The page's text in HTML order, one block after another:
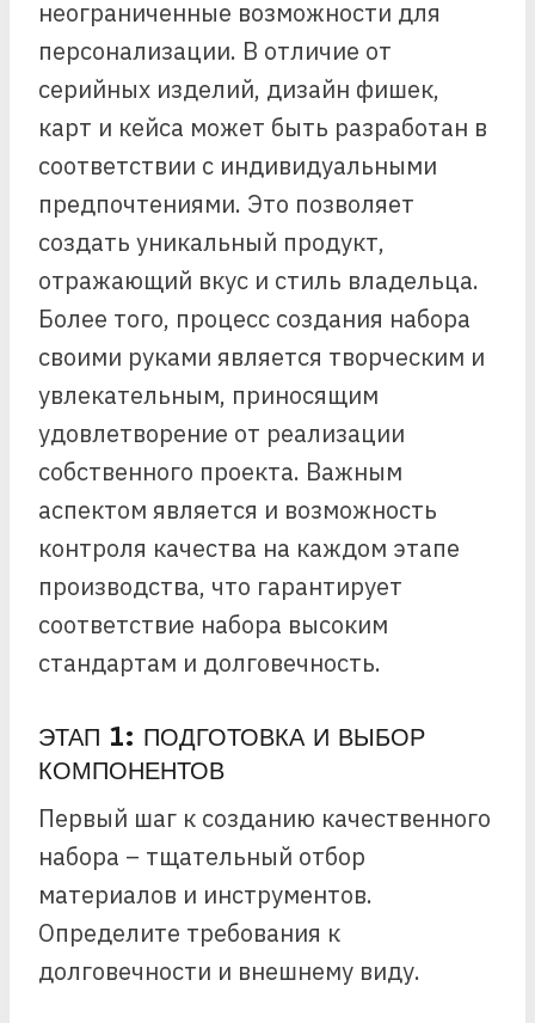
неограниченные возможности для
персонализации. В отличие от
серийных изделий, дизайн фишек,
карт и кейса может быть разработан в
соответствии с индивидуальными
предпочтениями. Это позволяет
создать уникальный продукт,
отражающий вкус и стиль владельца.
Более того, процесс создания набора
своими руками является творческим и
увлекательным, приносящим
удовлетворение от реализации
собственного проекта. Важным
аспектом является и возможность
контроля качества на каждом этапе
производства, что гарантирует
соответствие набора высоким
стандартам и долговечность.
ЭТАП 1: ПОДГОТОВКА И ВЫБОР
КОМПОНЕНТОВ
Первый шаг к созданию качественного
набора – тщательный отбор
материалов и инструментов.
Определите требования к
долговечности и внешнему виду.